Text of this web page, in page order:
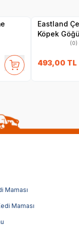
Eastland
Köpek
(0)
493,00 TL
Maması
Maması